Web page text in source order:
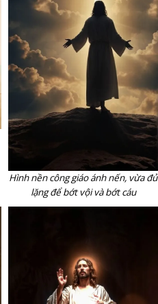
Hình nền công giáo ánh nến, vừa đủ
lặng để bớt vội và bớt cáu